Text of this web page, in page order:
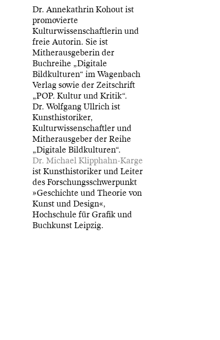
Dr. Annekathrin Kohout ist
promovierte
Kulturwissenschaftlerin und
freie Autorin. Sie ist
Mitherausgeberin der
Buchreihe „Digitale
Bildkulturen“ im Wagenbach
Verlag sowie der Zeitschrift
„POP. Kultur und Kritik“.
Dr. Wolfgang Ullrich ist
Kunsthistoriker,
Kulturwissenschaftler und
Mitherausgeber der Reihe
„Digitale Bildkulturen“.
Dr. Michael Klipphahn-Karge
ist Kunsthistoriker und Leiter
des Forschungsschwerpunkt
»Geschichte und Theorie von
Kunst und Design«,
Hochschule für Grafik und
Buchkunst Leipzig.